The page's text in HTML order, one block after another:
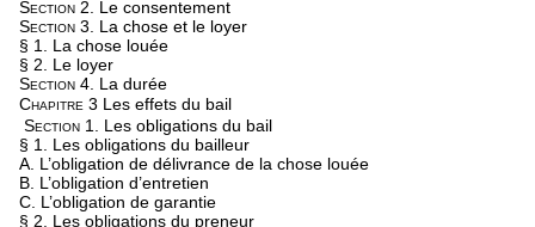
Section 2.
Le consentement
Section 3.
La chose et le loyer
§ 1. La chose louée
§ 2. Le loyer
Section 4. La durée
Chapitre 3 Les effets du bail
Section 1.
Les obligations du bail
§ 1. Les obligations du bailleur
A. L’obligation de délivrance de la chose louée
B. L’obligation d’entretien
C. L’obligation de garantie
§ 2. Les obligations du preneur